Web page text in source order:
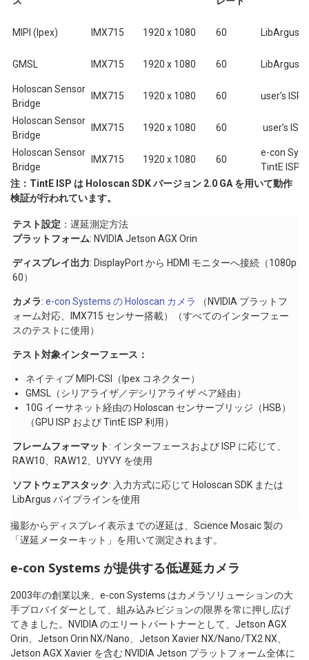
MIPI (Ipex) IMX715 1920 x 1080 60 LibArgus
GMSL IMX715 1920 x 1080 60 LibArgus
Holoscan Sensor
Bridge
IMX715 1920 x 1080 60 user’s ISP
Holoscan Sensor
Bridge
IMX715 1920 x 1080 60 user’s ISP
Holoscan Sensor
Bridge
IMX715 1920 x 1080 60
e-con
TintE ISP
注：TintE ISP は Holoscan SDK バージョン 2.0 GA を用いて動作
検証が行われています。
テスト設定 ：遅延測定方法
プラットフォーム: NVIDIA Jetson AGX Orin
ディスプレイ出力: DisplayPort から HDMI モニターへ接続（1080p
60）
カメラ: e-con Systems の Holoscan カメラ
（NVIDIA プラットフ
ォーム対応、IMX715 センサー搭載）（すべてのインターフェー
スのテストに使用）
テスト対象インターフェース：
ネイティブ MIPI-CSI（Ipex コネクター）
GMSL（シリアライザ／デシリアライザ ペア経由）
10G イーサネット経由の Holoscan センサーブリッジ（HSB）
（GPU ISP および TintE ISP 利用）
フレームフォーマット: インターフェースおよび ISP に応じて、
RAW10、RAW12、UYVY を使用
ソフトウェアスタック: 入力方式に応じて Holoscan SDK または
LibArgus パイプラインを使用
撮影からディスプレイ表示までの遅延は、Science Mosaic 製の
「遅延メーターキット」を用いて測定されます。
e-con Systems が提供する低遅延カメラ
2003年の創業以来、e-con Systems はカメラソリューションの大
手プロバイダーとして、組み込みビジョンの限界を常に押し広げ
てきました。NVIDIA のエリートパートナーとして、Jetson AGX
Orin、Jetson Orin NX/Nano、Jetson Xavier NX/Nano/TX2 NX、
Jetson AGX Xavier を含む NVIDIA Jetson プラットフォーム全体に